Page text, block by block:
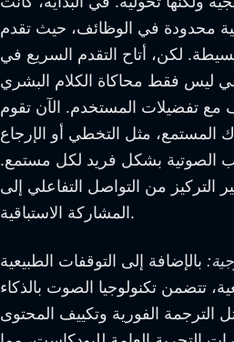
محدودة في الوظائف، حيث تقدم
لكن، أتاح التقدم السريع في
ليس فقط محاكاة الكلام البشري
مع تفضيلات المستخدم. الآن تقوم
المستمع، مثل التخطي أو الإرجاع
الصوتية بشكل فريد لكل مستمع.
التركيز من التواصل التفاعلي إلى
المشاركة الاستباقية.
بالإضافة إلى التوقفات الطبيعية
تتضمن تكنولوجيا الصوت بالذكاء
الترجمة الفورية وتكييف المحتوى